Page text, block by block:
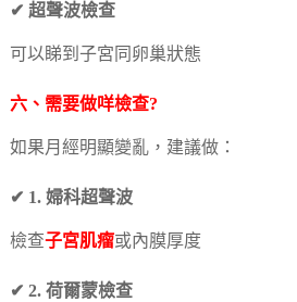
✔ 超聲波檢查
可以睇到子宮同卵巢狀態
六、需要做咩檢查?
如果月經明顯變亂，建議做：
✔ 1. 婦科超聲波
檢查子宮肌瘤或內膜厚度
✔ 2. 荷爾蒙檢查